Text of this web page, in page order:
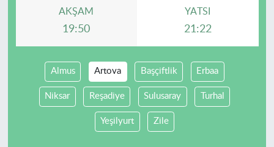
AKŞAM
19:50
YATSI
21:22
Almus Artova Başçiftlik Erbaa
Niksar Reşadiye Sulusaray Turhal
Yeşilyurt Zile